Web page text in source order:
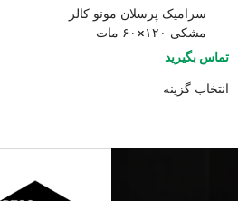
سرامیک پرسلان مونو کالر
مشکی ۱۲۰×۶۰ مات
تماس بگیرید
انتخاب گزینه